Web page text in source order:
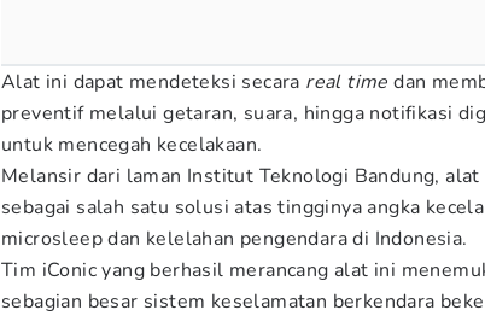
Alat ini dapat mendeteksi secara real time dan
preventif melalui getaran, suara, hingga notifikasi
untuk mencegah kecelakaan.
Melansir dari laman Institut Teknologi Bandung, alat
sebagai salah satu solusi atas tingginya angka
microsleep dan kelelahan pengendara di Indonesia.
Tim iConic yang berhasil merancang alat ini
sebagian besar sistem keselamatan berkendara